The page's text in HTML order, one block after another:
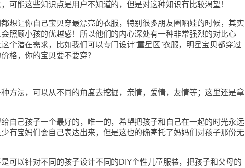
可能这些知识点是用户不知道的，但是对这种知识有比较渴望！
让你自己宝贝穿最漂亮的衣服，特别很多朋友圈晒娃的时候，其实
照顾小孩的优越感！所以他们的内心深处有一种非常强烈的对比心
个潜在需求，比如我们可以专门设计“童星区”衣服，明星宝贝都穿过
格，你的宝贝要不要穿？
法，可以从不同的角度去挖掘，亲情，爱情，友情等；这里还是拿
己孩子一个最好的，唯一的，希望把孩子和自己在一起的时光永远
有宝妈们会自己表达出来，但是这也的确寄托了妈妈们对孩子那份无
以针对不同的孩子设计不同的DIY个性儿童服装，把孩子和父母的